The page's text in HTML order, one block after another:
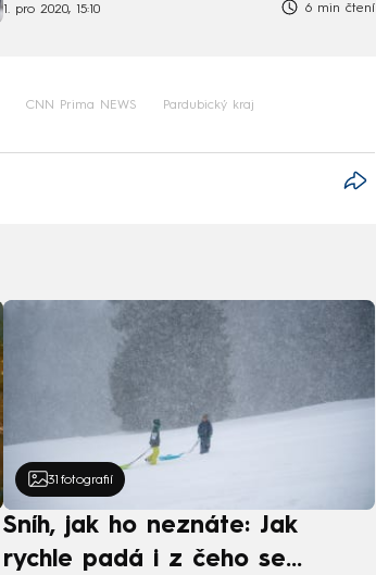
1. pro 2020, 15:10 6 min čtení
CNN Prima NEWS Pardubický kraj
31 fotografií
Sníh, jak ho neznáte: Jak
rychle padá i z čeho se